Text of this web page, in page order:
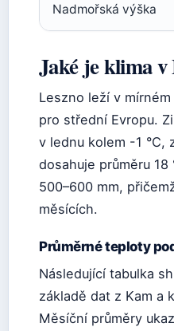
Nadmořská výška
Jaké je klima v
Leszno leží v
pro střední Evropu.
v lednu kolem -1 °C,
dosahuje průměru
500–600 mm,
měsících.
Průměrné teploty
Následující tabulka
základě dat z Kam a
Měsíční průměry